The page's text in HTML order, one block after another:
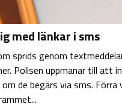
med länkar i sms
sprids genom
Polisen uppmanar till att
de begärs via sms. Förra